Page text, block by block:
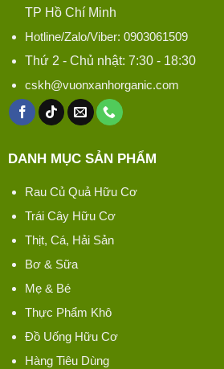
TP Hồ Chí Minh
Hotline/Zalo/Viber: 0903061509
Thứ 2 - Chủ nhật: 7:30 - 18:30
cskh@vuonxanhorganic.com
DANH MỤC SẢN PHẨM
Rau Củ Quả Hữu Cơ
Trái Cây Hữu Cơ
Thịt, Cá, Hải Sản
Bơ & Sữa
Mẹ & Bé
Thực Phẩm Khô
Đồ Uống Hữu Cơ
Hàng Tiêu Dùng